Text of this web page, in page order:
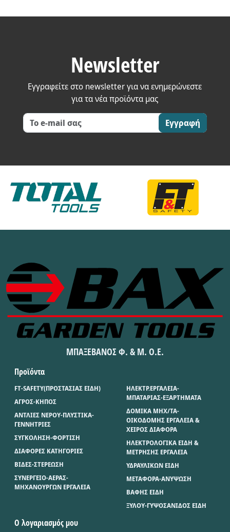
Newsletter
Εγγραφείτε στο newsletter για να ενημερώνεστε
για τα νέα προϊόντα μας
Εγγραφή
ΜΠΑΞΕΒΑΝΟΣ Φ. & Μ. Ο.Ε.
Προϊόντα
FT-SAFETY(ΠΡΟΣΤΑΣΙΑΣ ΕΙΔΗ)
ΑΓΡΟΣ-ΚΗΠΟΣ
ΑΝΤΛΙΕΣ ΝΕΡΟΥ-ΠΛΥΣΤΙΚΑ-
ΓΕΝΝΗΤΡΙΕΣ
ΣΥΓΚΟΛΗΣΗ-ΦΟΡΤΙΣΗ
ΔΙΑΦΟΡΕΣ ΚΑΤΗΓΟΡΙΕΣ
ΒΙΔΕΣ-ΣΤΕΡΕΩΣΗ
ΣΥΝΕΡΓΕΙΟ-ΑΕΡΑΣ-
ΜΗΧΑΝΟΥΡΓΩΝ ΕΡΓΑΛΕΙΑ
ΗΛΕΚΤΡ.ΕΡΓΑΛΕΙΑ-
ΜΠΑΤΑΡΙΑΣ-ΕΞΑΡΤΗΜΑΤΑ
ΔΟΜΙΚΑ ΜΗΧ/ΤΑ-
ΟΙΚΟΔΟΜΗΣ ΕΡΓΑΛΕΙΑ &
ΧΕΙΡΟΣ ΔΙΑΦΟΡΑ
ΗΛΕΚΤΡΟΛΟΓΙΚΑ ΕΙΔΗ &
ΜΕΤΡΗΣΗΣ ΕΡΓΑΛΕΙΑ
ΥΔΡΑΥΛΙΚΩΝ ΕΙΔΗ
ΜΕΤΑΦΟΡΑ-ΑΝΥΨΩΣΗ
ΒΑΦΗΣ ΕΙΔΗ
ΞΥΛΟΥ-ΓΥΨΟΣΑΝΙΔΟΣ ΕΙΔΗ
Ο λογαριασμός μου